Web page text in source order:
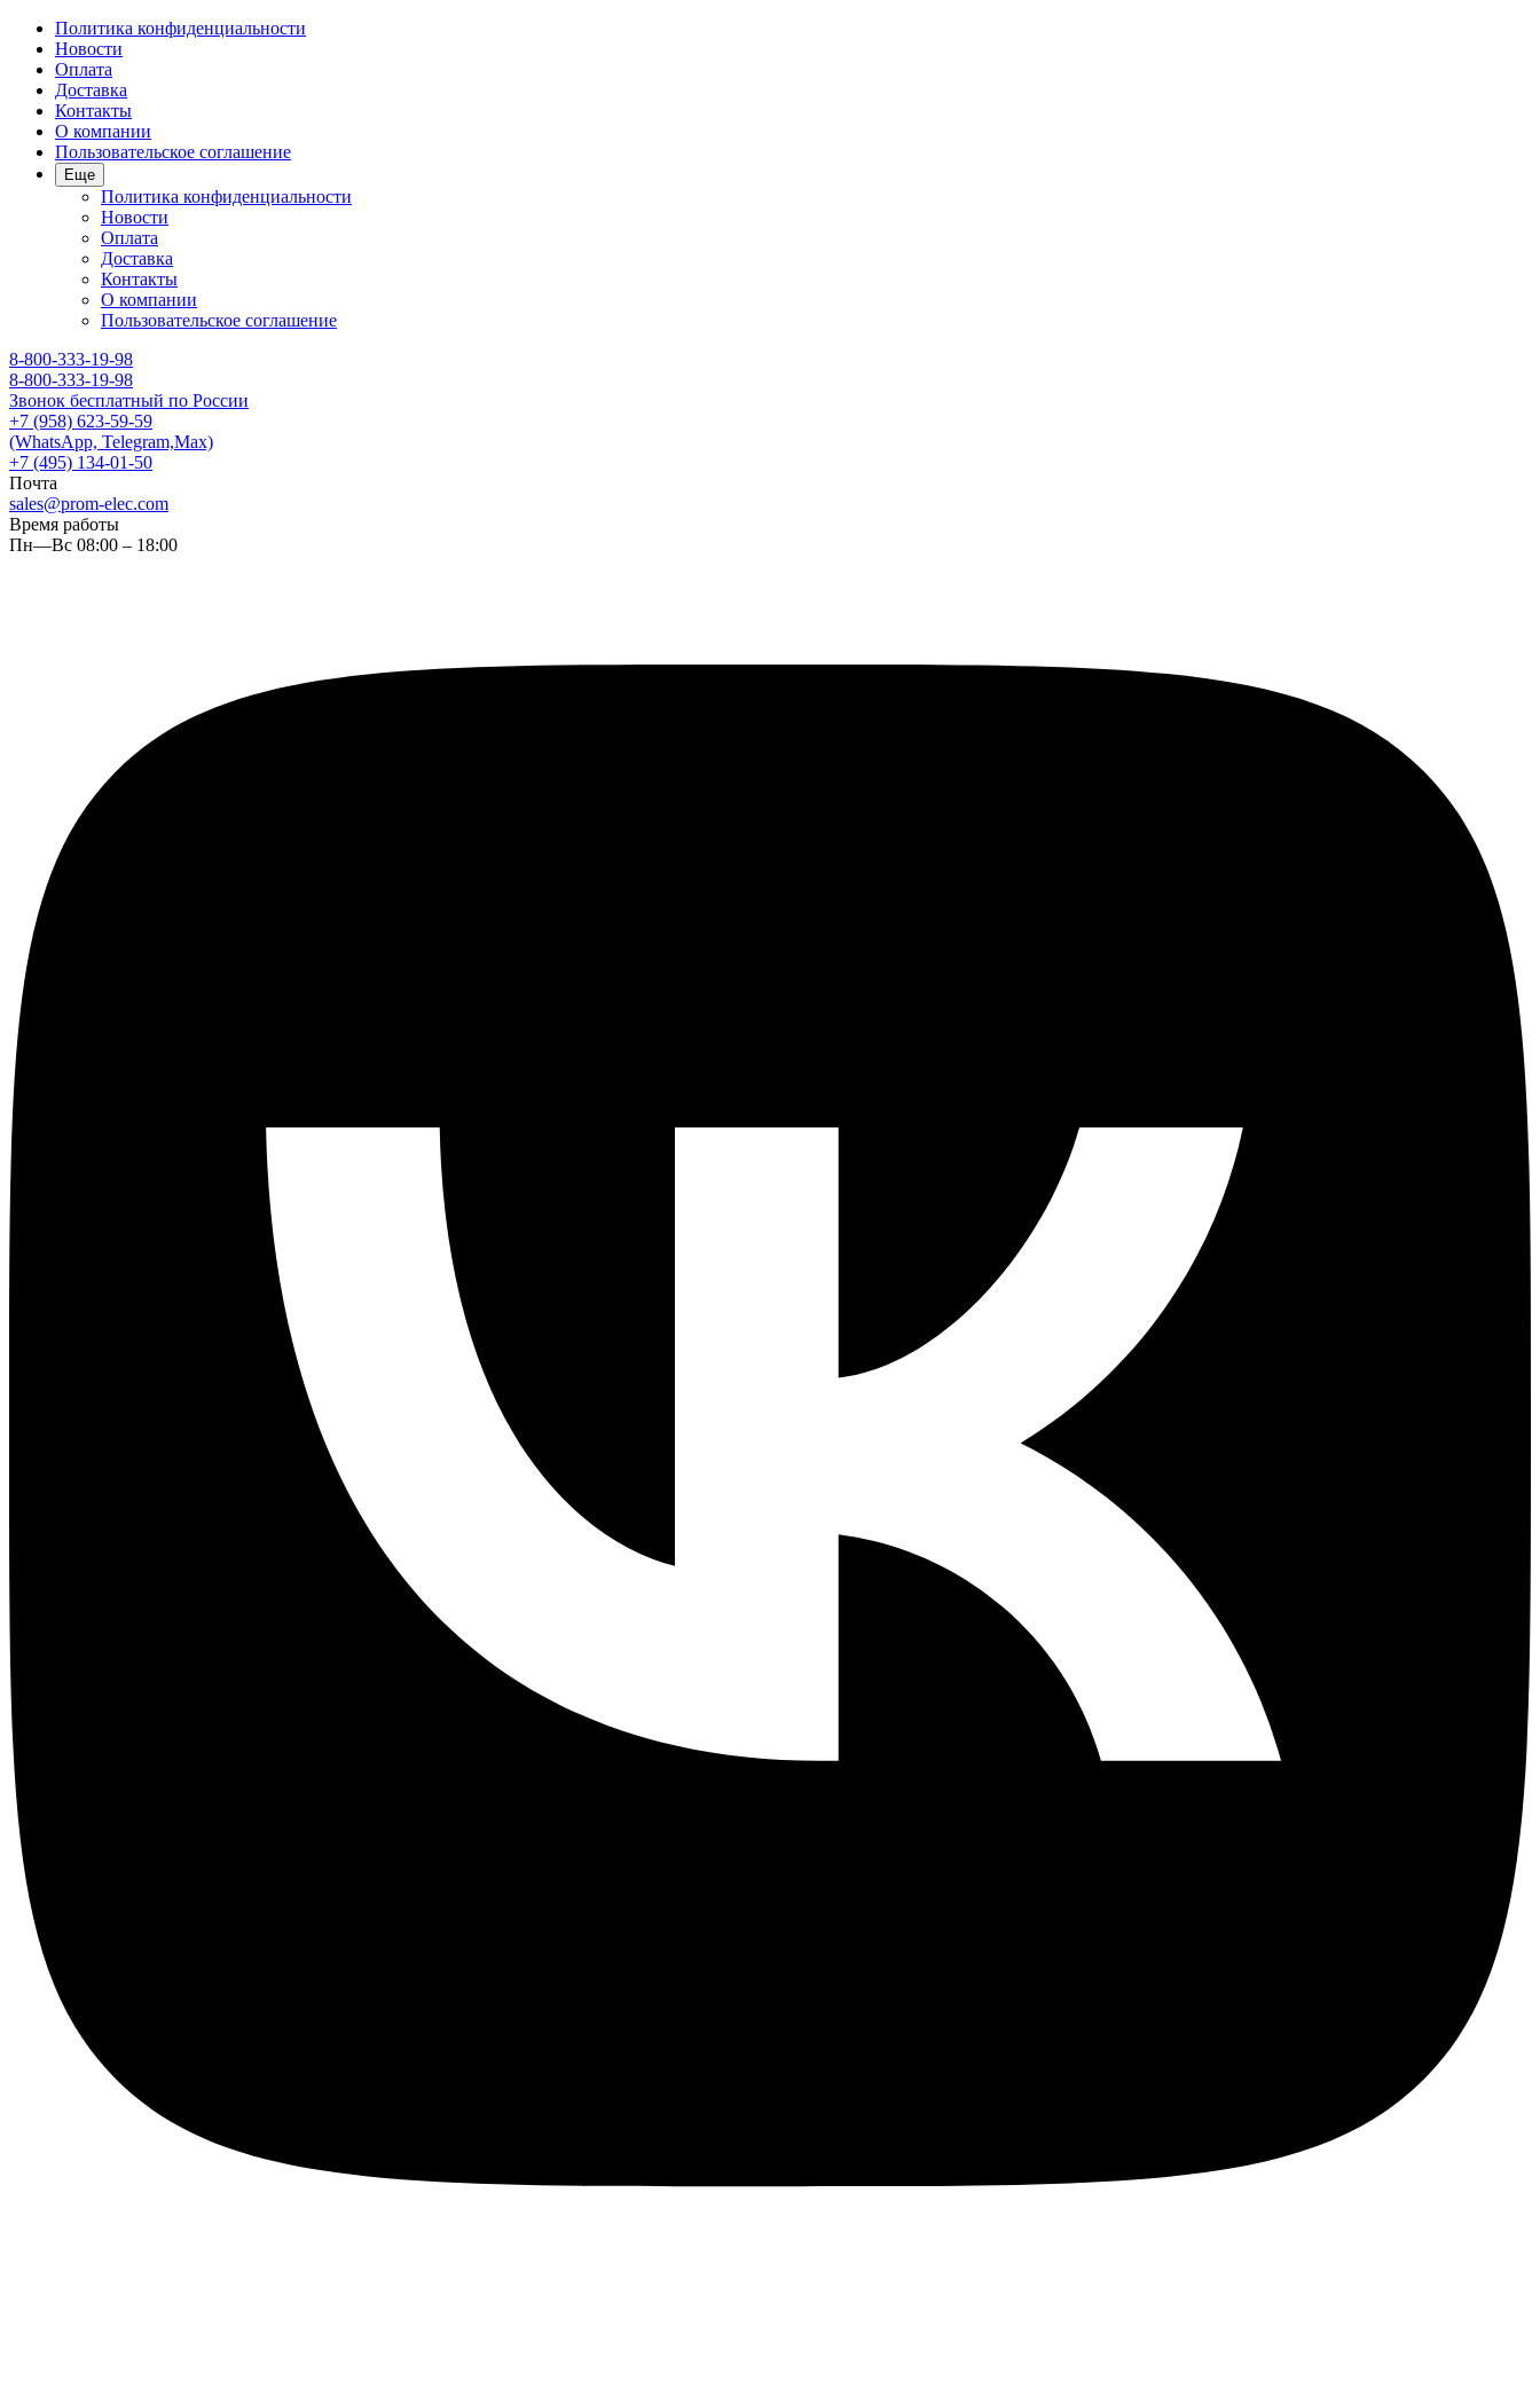
Политика конфиденциальности
Новости
Оплата
Доставка
Контакты
О компании
Пользовательское соглашение
Еще
Политика конфиденциальности
Новости
Оплата
Доставка
Контакты
О компании
Пользовательское соглашение
8-800-333-19-98
8-800-333-19-98
Звонок бесплатный по России
+7 (958) 623-59-59
(WhatsApp, Telegram,Max)
+7 (495) 134-01-50
Почта
sales@prom-elec.com
Время работы
Пн—Вс 08:00 – 18:00